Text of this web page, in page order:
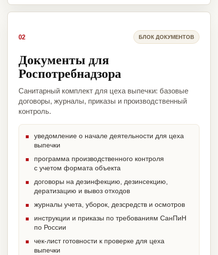
02 БЛОК ДОКУМЕНТОВ
Документы для
Роспотребнадзора
Санитарный комплект для цеха выпечки: базовые
договоры, журналы, приказы и производственный
контроль.
уведомление о начале деятельности для цеха
выпечки
программа производственного контроля
с учетом формата объекта
договоры на дезинфекцию, дезинсекцию,
дератизацию и вывоз отходов
журналы учета, уборок, дезсредств и осмотров
инструкции и приказы по требованиям СанПиН
по России
чек-лист готовности к проверке для цеха
выпечки